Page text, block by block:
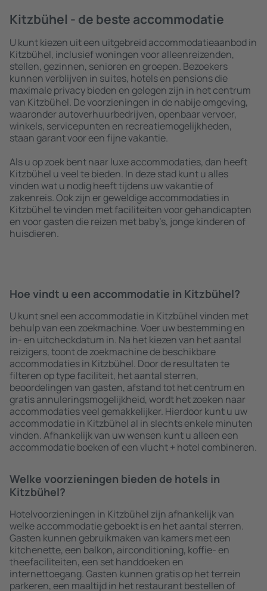
Kitzbühel - de beste accommodatie
U kunt kiezen uit een uitgebreid accommodatieaanbod in
Kitzbühel, inclusief woningen voor alleenreizenden,
stellen, gezinnen, senioren en groepen. Bezoekers
kunnen verblijven in suites, hotels en pensions die
maximale privacy bieden en gelegen zijn in het centrum
van Kitzbühel. De voorzieningen in de nabije omgeving,
waaronder autoverhuurbedrijven, openbaar vervoer,
winkels, servicepunten en recreatiemogelijkheden,
staan garant voor een fijne vakantie.
Als u op zoek bent naar luxe accommodaties, dan heeft
Kitzbühel u veel te bieden. In deze stad kunt u alles
vinden wat u nodig heeft tijdens uw vakantie of
zakenreis. Ook zijn er geweldige accommodaties in
Kitzbühel te vinden met faciliteiten voor gehandicapten
en voor gasten die reizen met baby’s, jonge kinderen of
huisdieren.
Hoe vindt u een accommodatie in Kitzbühel?
U kunt snel een accommodatie in Kitzbühel vinden met
behulp van een zoekmachine. Voer uw bestemming en
in- en uitcheckdatum in. Na het kiezen van het aantal
reizigers, toont de zoekmachine de beschikbare
accommodaties in Kitzbühel. Door de resultaten te
filteren op type faciliteit, het aantal sterren,
beoordelingen van gasten, afstand tot het centrum en
gratis annuleringsmogelijkheid, wordt het zoeken naar
accommodaties veel gemakkelijker. Hierdoor kunt u uw
accommodatie in Kitzbühel al in slechts enkele minuten
vinden. Afhankelijk van uw wensen kunt u alleen een
accommodatie boeken of een vlucht + hotel combineren.
Welke voorzieningen bieden de hotels in
Kitzbühel?
Hotelvoorzieningen in Kitzbühel zijn afhankelijk van
welke accommodatie geboekt is en het aantal sterren.
Gasten kunnen gebruikmaken van kamers met een
kitchenette, een balkon, airconditioning, koffie- en
theefaciliteiten, een set handdoeken en
internettoegang. Gasten kunnen gratis op het terrein
parkeren, een maaltijd in het restaurant bestellen of